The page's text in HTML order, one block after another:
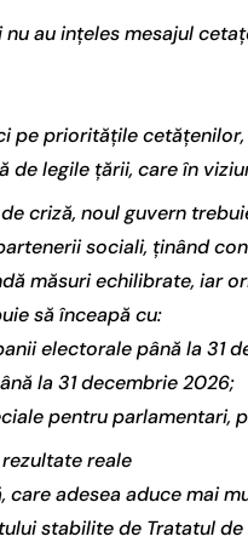
au ințeles mesajul
prioritățile
legile țării, care în
criză, noul guvern
sociali, ținând
măsuri echilibrate, iar
să înceapă cu:
electorale până la 31
la 31 decembrie 2026;
pentru parlamentari,
reale
adesea aduce mai
stabilite de Tratatul